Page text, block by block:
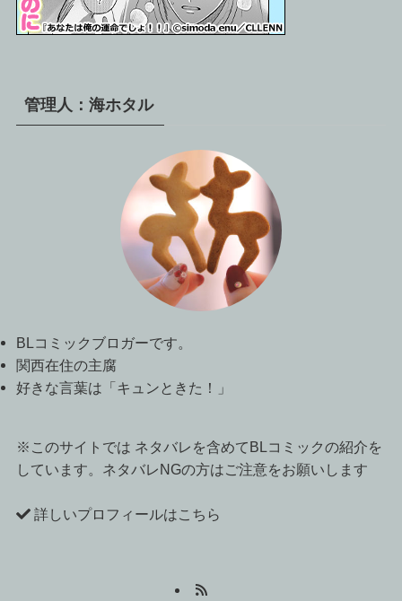
管理人：海ホタル
BLコミックブロガーです。
関西在住の主腐
好きな言葉は「キュンときた！」
※このサイトでは ネタバレを含めてBLコミックの紹介を
しています。ネタバレNGの方はご注意をお願いします
詳しいプロフィールはこちら